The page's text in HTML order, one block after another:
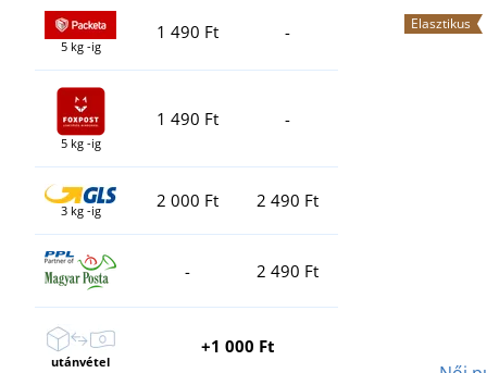
5 kg -ig
1 490 Ft -
5 kg -ig
1 490 Ft -
3 kg -ig 2 000 Ft 2 490 Ft
- 2 490 Ft
utánvétel
+1 000 Ft
Elasztikus